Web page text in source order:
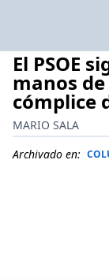
El PSOE
manos
cómplice
MARIO SALA
Archivado en: